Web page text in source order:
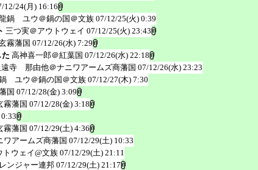
12/24(月) 16:16
鍋 ユウ＠鍋の国＠文族 07/12/25(火) 0:39
三つ実＠アウトウェイ 07/12/25(火) 23:43
霧藩国 07/12/26(水) 7:29
高神喜一郎＠紅葉国 07/12/26(水) 22:18
遠寺 那由他＠ナニワアームズ商藩国 07/12/26(水) 23:23
ユウ＠鍋の国＠文族 07/12/27(木) 7:30
国 07/12/28(金) 3:09
霧藩国 07/12/28(金) 3:18
霧藩国 07/12/29(土) 4:36
ワアームズ商藩国 07/12/29(土) 10:33
トウェイ@文族 07/12/29(土) 21:11
ンジャー連邦 07/12/29(土) 21:17